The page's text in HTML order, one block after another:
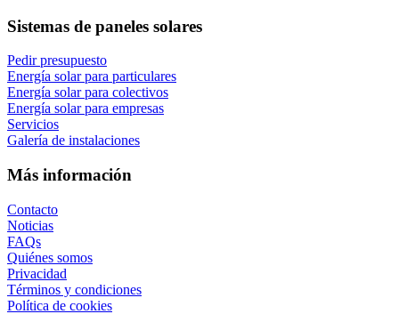
Sistemas de paneles solares
Pedir presupuesto
Energía solar para particulares
Energía solar para colectivos
Energía solar para empresas
Servicios
Galería de instalaciones
Más información
Contacto
Noticias
FAQs
Quiénes somos
Privacidad
Términos y condiciones
Política de cookies